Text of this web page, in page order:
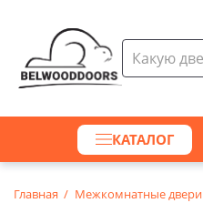
КАТАЛОГ
Главная Межкомнатные двери